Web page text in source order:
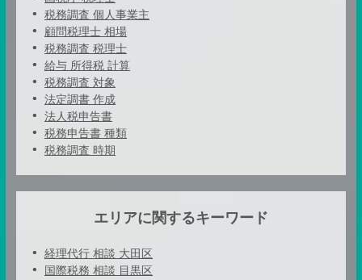
税務調査 個人事業主
顧問税理士 相場
税務調査 税理士
給与 所得税 計算
税務調査 対象
法定調書 作成
法人税申告書
税務申告書 種類
税務調査 時期
エリアに関するキーワード
経理代行 相談 大田区
国際税務 相談 目黒区